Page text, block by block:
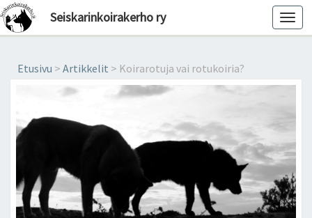
Seiskarinkoirakerho ry
Etusivu > Artikkelit > Koirarotuja vai rotukoiria?